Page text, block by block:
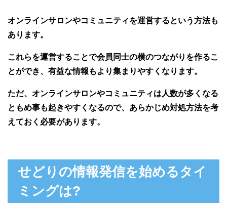
オンラインサロンやコミュニティを運営するという方法も
あります。
これらを運営することで会員同士の横のつながりを作るこ
とができ、有益な情報もより集まりやすくなります。
ただ、オンラインサロンやコミュニティは人数が多くなる
ともめ事も起きやすくなるので、あらかじめ対処方法を考
えておく必要があります。
せどりの情報発信を始めるタイ
ミングは?